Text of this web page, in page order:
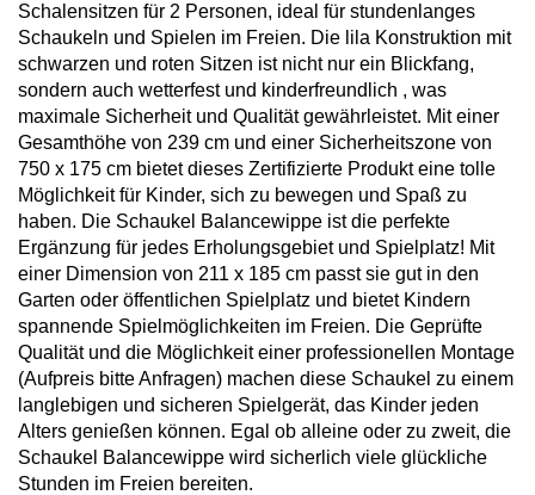
Schalensitzen für 2 Personen, ideal für stundenlanges
Schaukeln und Spielen im Freien. Die lila Konstruktion mit
schwarzen und roten Sitzen ist nicht nur ein Blickfang,
sondern auch wetterfest und kinderfreundlich , was
maximale Sicherheit und Qualität gewährleistet. Mit einer
Gesamthöhe von 239 cm und einer Sicherheitszone von
750 x 175 cm bietet dieses Zertifizierte Produkt eine tolle
Möglichkeit für Kinder, sich zu bewegen und Spaß zu
haben. Die Schaukel Balancewippe ist die perfekte
Ergänzung für jedes Erholungsgebiet und Spielplatz! Mit
einer Dimension von 211 x 185 cm passt sie gut in den
Garten oder öffentlichen Spielplatz und bietet Kindern
spannende Spielmöglichkeiten im Freien. Die Geprüfte
Qualität und die Möglichkeit einer professionellen Montage
(Aufpreis bitte Anfragen) machen diese Schaukel zu einem
langlebigen und sicheren Spielgerät, das Kinder jeden
Alters genießen können. Egal ob alleine oder zu zweit, die
Schaukel Balancewippe wird sicherlich viele glückliche
Stunden im Freien bereiten.